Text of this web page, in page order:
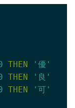
THEN
'優'
THEN
'良'
THEN
'可'